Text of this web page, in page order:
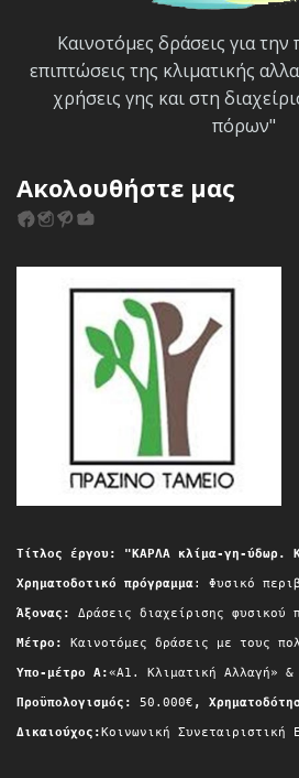
Καινοτόμες δράσεις για
επιπτώσεις της κλιματικής
χρήσεις γης και στη
πόρων"
Ακολουθήστε μας
Τίτλος έργου: "ΚΑΡΛΑ κλίμα-γη-ύδωρ.
Χρηματοδοτικό πρόγραμμα: Φυσικό
Άξονας: Δράσεις διαχείρισης φυσικού
Μέτρο: Καινοτόμες δράσεις με τους
Yπο-μέτρο A:«Α1. Κλιματική Αλλαγή» &
Προϋπολογισμός: 50.000€ ,
Δικαιούχος: Κοινωνική Συνεταιριστική